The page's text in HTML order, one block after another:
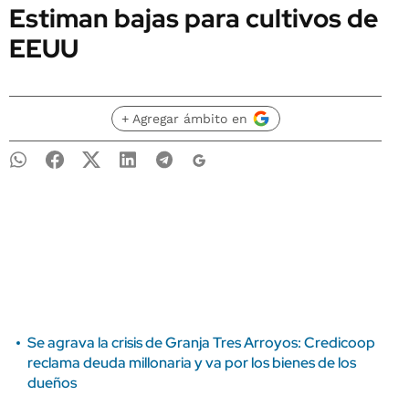
Estiman bajas para cultivos de
EEUU
+ Agregar ámbito en
Se agrava la crisis de Granja Tres Arroyos: Credicoop
reclama deuda millonaria y va por los bienes de los
dueños